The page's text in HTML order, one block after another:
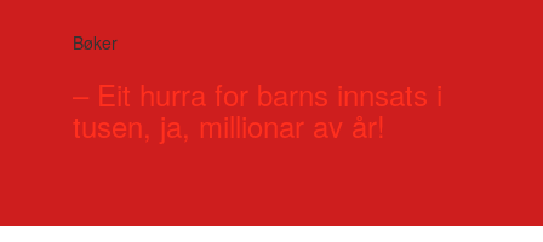
Bøker
– Eit hurra for barns innsats i
tusen, ja, millionar av år!